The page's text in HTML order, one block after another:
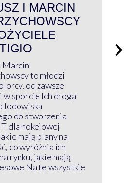
I MARCIN
Marcin
to młodzi
od zawsze
w sporcie Ich droga
lodowiska
do stworzenia
dla hokejowej
mają plany na
co wyróżnia ich
rynku, jakie mają
Na te wszystkie